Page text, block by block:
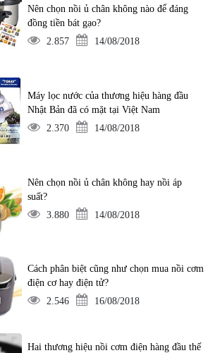
Nên chọn nồi ủ chân không nào để đáng
đồng tiền bát gạo?
2.857
14/08/2018
Máy lọc nước của thương hiệu hàng đầu
Nhật Bản đã có mặt tại Việt Nam
2.370
14/08/2018
Nên chọn nồi ủ chân không hay nồi áp
suất?
3.880
14/08/2018
Cách phân biệt cũng như chọn mua nồi cơm
điện cơ hay điện tử?
2.546
16/08/2018
Hai thương hiệu nồi cơm điện hàng đầu thế